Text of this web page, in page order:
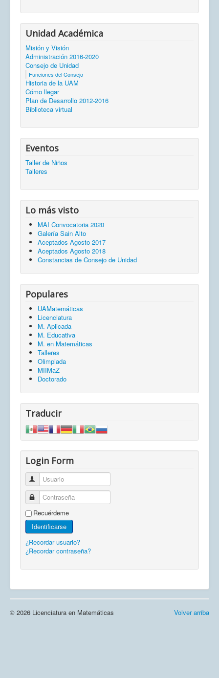
Unidad Académica
Misión y Visión
Administración 2016-2020
Consejo de Unidad
Funciones del Consejo
Historia de la UAM
Cómo llegar
Plan de Desarrollo 2012-2016
Biblioteca virtual
Eventos
Taller de Niños
Talleres
Lo más visto
MAI Convocatoria 2020
Galería Sain Alto
Aceptados Agosto 2017
Aceptados Agosto 2018
Constancias de Consejo de Unidad
Populares
UAMatemáticas
Licenciatura
M. Aplicada
M. Educativa
M. en Matemáticas
Talleres
Olimpiada
MIIMaZ
Doctorado
Traducir
Login Form
Usuario
Contraseña
Recuérdeme
Identificarse
¿Recordar usuario?
¿Recordar contraseña?
Volver arriba
© 2026 Licenciatura en Matemáticas